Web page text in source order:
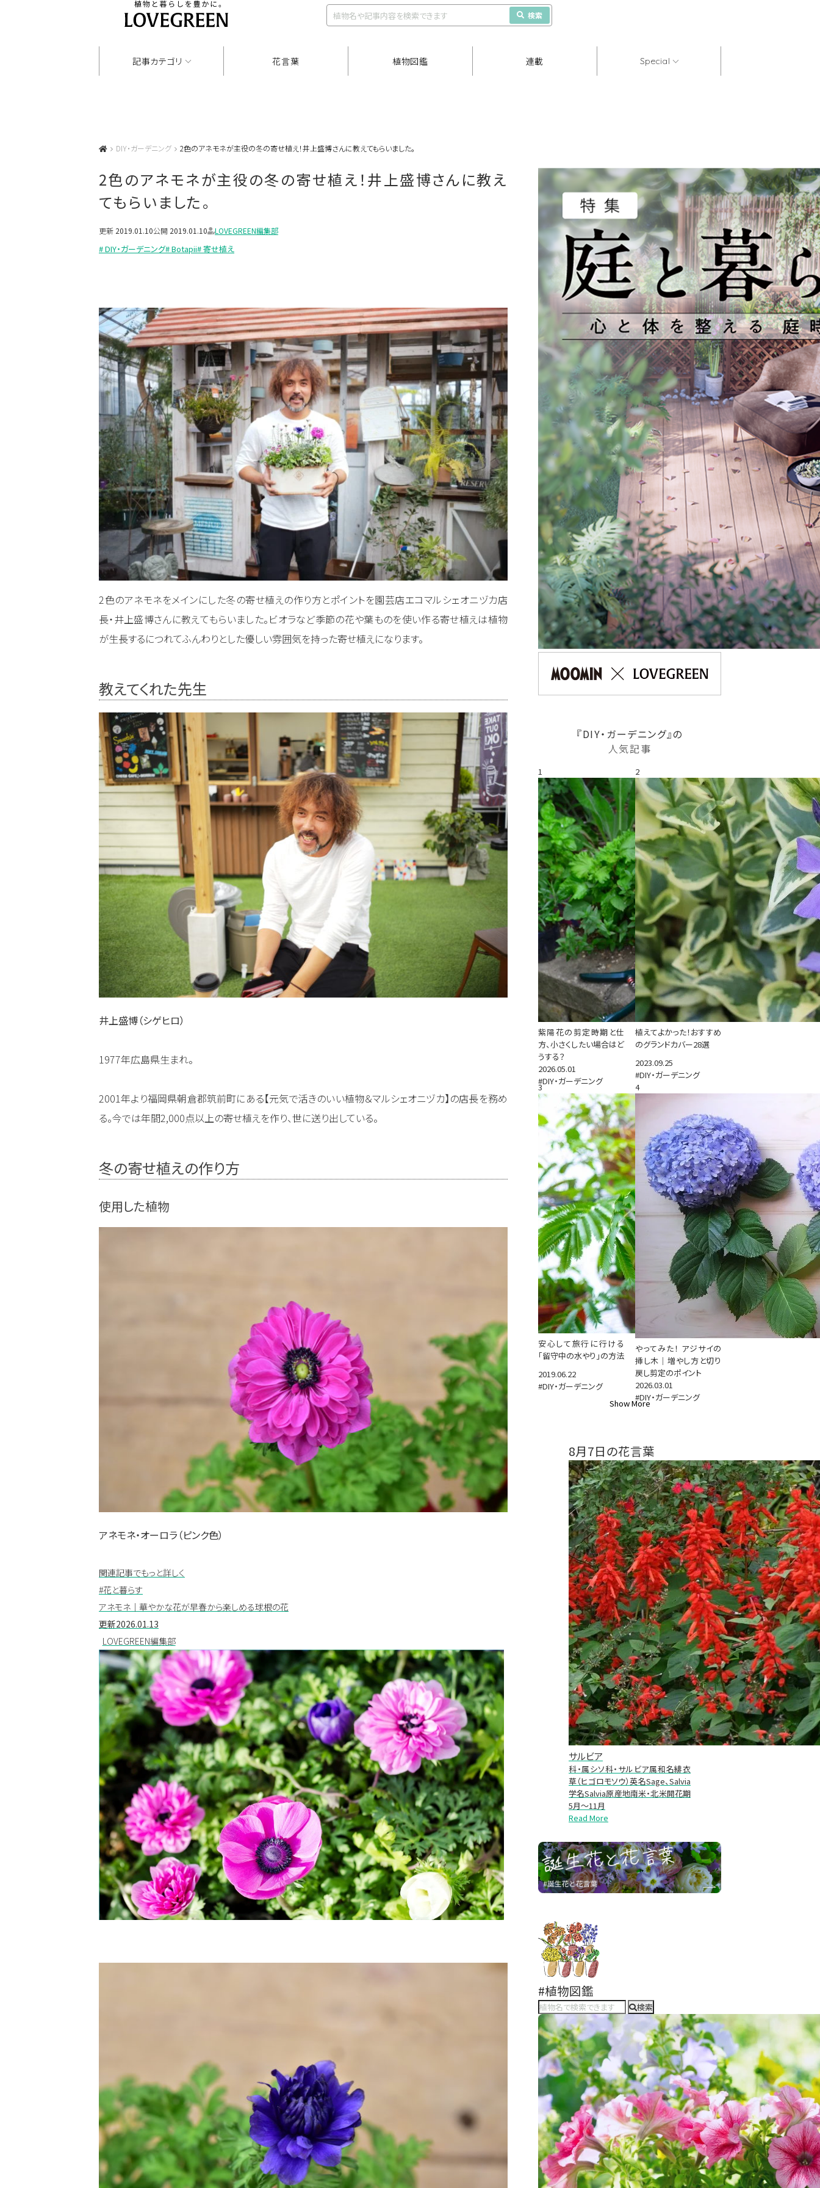
検索
記事カテゴリ 花言葉 植物図鑑 連載 Special
DIY・ガーデニング 2色のアネモネが主役の冬の寄せ植え！井上盛博さんに教えてもらいました。
2色のアネモネが主役の冬の寄せ植え！井上盛博さんに教え
てもらいました。
更新 2019.01.10公開 2019.01.10 LOVEGREEN編集部
# DIY・ガーデニング# Botapii# 寄せ植え
2色のアネモネをメインにした冬の寄せ植えの作り方とポイントを園芸店エコマルシェオニヅカ店
長・井上盛博さんに教えてもらいました。ビオラなど季節の花や葉ものを使い作る寄せ植えは植物
が生長するにつれてふんわりとした優しい雰囲気を持った寄せ植えになります。
教えてくれた先生
井上盛博（シゲヒロ）
1977年広島県生まれ。
2001年より福岡県朝倉郡筑前町にある【元気で活きのいい植物＆マルシェオニヅカ】の店長を務め
る。今では年間2,000点以上の寄せ植えを作り、世に送り出している。
冬の寄せ植えの作り方
使用した植物
アネモネ・オーロラ（ピンク色）
関連記事でもっと詳しく
#花と暮らす
アネモネ｜華やかな花が早春から楽しめる球根の花
更新2026.01.13
LOVEGREEN編集部
『DIY・ガーデニング』の
人気記事
1
紫陽花の剪定時期と仕
方、小さくしたい場合はど
うする？
2026.05.01
#DIY・ガーデニング
2
植えてよかった！おすすめ
のグランドカバー28選
2023.09.25
#DIY・ガーデニング
3
安心して旅行に行ける
「留守中の水やり」の方法
2019.06.22
#DIY・ガーデニング
4
やってみた！ アジサイの
挿し木｜増やし方と切り
戻し剪定のポイント
2026.03.01
#DIY・ガーデニング
Show More
8月7日の花言葉
サルビア
科・属シソ科・サルビア属和名緋衣
草（ヒゴロモソウ）英名Sage、Salvia
学名Salvia原産地南米・北米開花期
5月～11月
Read More
#植物図鑑
検索